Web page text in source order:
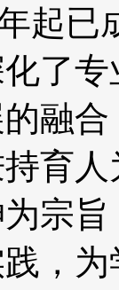
起
了
融
育
宗
，